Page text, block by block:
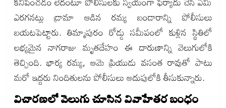
ఎరగనట్లు డ్రామా ఆడిన రమ్య బండారాన్ని పోలీసులు
బయటపెట్టారు. తిమ్మాపురం రోడ్డు సమీపంలో కుళ్లిన స్థితిలో
లభ్యమైన నాగరాజు మృతదేహం ఈ దారుణాన్ని వెలుగులోకి
తెచ్చింది. భార్య రమ్య, ఆమె ప్రియుడు వసంత రావుతో పాటు
మరో ఇద్దరు నిందితులను పోలీసులు అదుపులోకి తీసుకున్నారు.
విచారణలో వెలుగు చూసిన వివాహేతర బంధం